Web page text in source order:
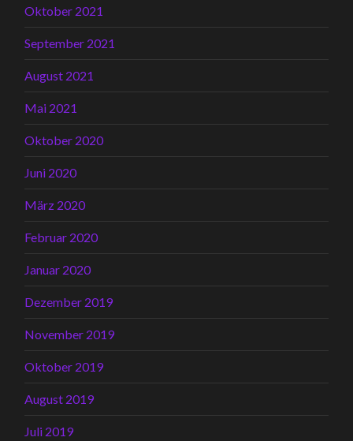
Oktober 2021
September 2021
August 2021
Mai 2021
Oktober 2020
Juni 2020
März 2020
Februar 2020
Januar 2020
Dezember 2019
November 2019
Oktober 2019
August 2019
Juli 2019